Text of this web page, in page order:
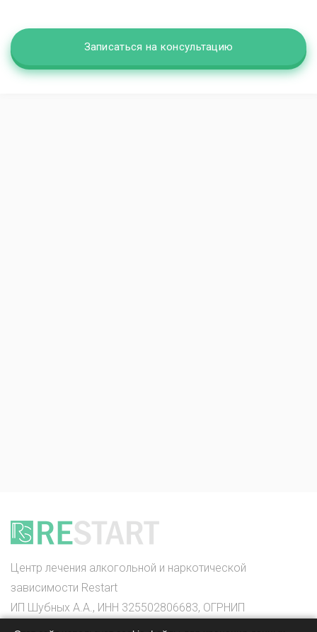
Записаться на консультацию
Центр лечения алкогольной и наркотической
зависимости Restart
ИП Шубных А.А., ИНН 325502806683, ОГРНИП
316325600085756